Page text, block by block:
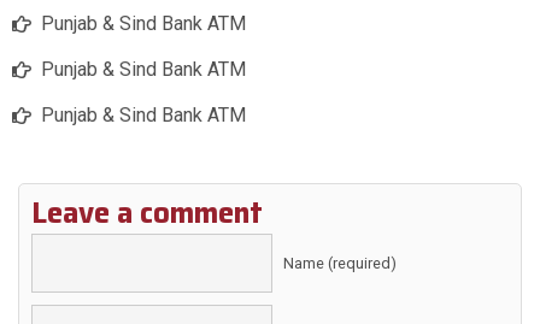
Punjab & Sind Bank ATM
Punjab & Sind Bank ATM
Punjab & Sind Bank ATM
Leave a comment
Name (required)